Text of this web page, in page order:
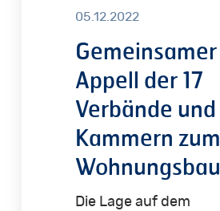
05.12.2022
Gemeinsamer
Appell der 17
Verbände und
Kammern zum
Wohnungsbau
Die Lage auf dem